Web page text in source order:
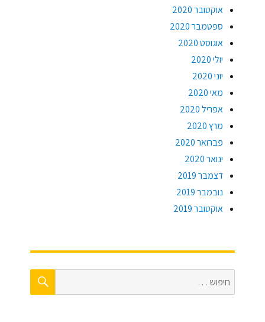
אוקטובר 2020
ספטמבר 2020
אוגוסט 2020
יולי 2020
יוני 2020
מאי 2020
אפריל 2020
מרץ 2020
פברואר 2020
ינואר 2020
דצמבר 2019
נובמבר 2019
אוקטובר 2019
חיפוש